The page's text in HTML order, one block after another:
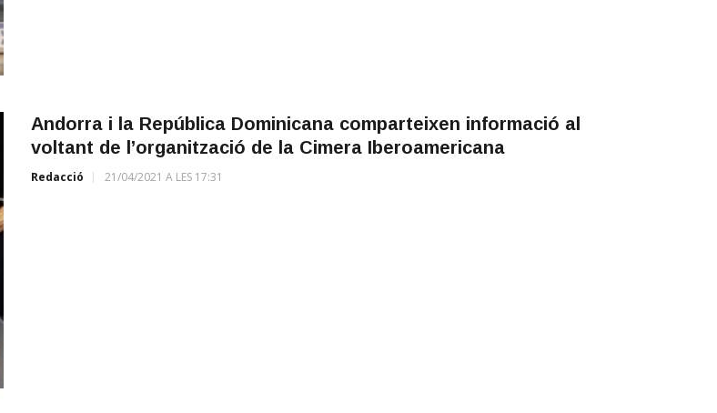
Andorra i la República Dominicana comparteixen informació al
voltant de l’organització de la Cimera Iberoamericana
Redacció 21/04/2021 A LES 17:31